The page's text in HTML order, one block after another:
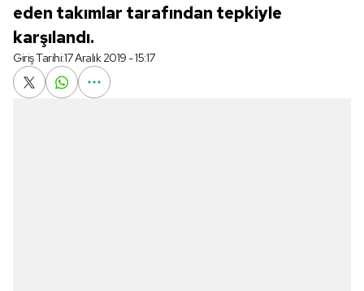
eden takımlar tarafından tepkiyle
karşılandı.
Giriş Tarihi:17 Aralık 2019 - 15:17